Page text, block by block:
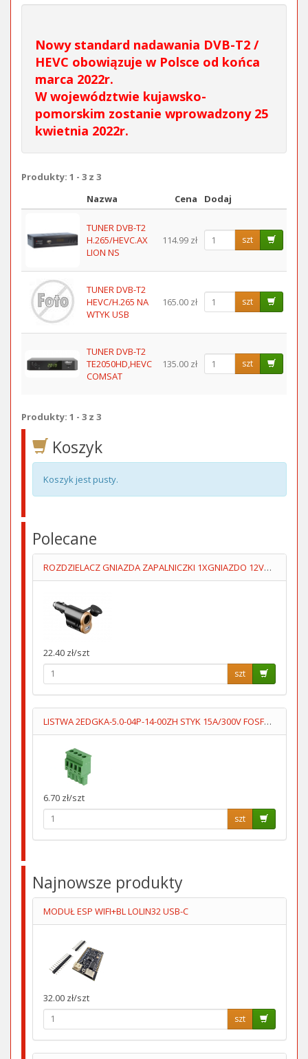
Nowy standard nadawania DVB-T2 /
HEVC obowiązuje w Polsce od końca
marca 2022r.
W województwie kujawsko-
pomorskim zostanie wprowadzony 25
kwietnia 2022r.
Produkty: 1 - 3 z 3
Obraz
Nazwa Cena Dodaj
TUNER DVB-T2
H.265/HEVC.AX
LION NS
114.99 zł szt
TUNER DVB-T2
HEVC/H.265 NA
WTYK USB
165.00 zł szt
TUNER DVB-T2
TE2050HD,HEVC
COMSAT
135.00 zł szt
Produkty: 1 - 3 z 3
Koszyk
Koszyk jest pusty.
Polecane
ROZDZIELACZ GNIAZDA ZAPALNICZKI 1XGNIAZDO 12V+1XUSB5V/1A
22.40 zł/szt
szt
LISTWA 2EDGKA-5.0-04P-14-00ZH STYK 15A/300V FOSFOROBRĄZ
6.70 zł/szt
szt
Najnowsze produkty
MODUŁ ESP WIFI+BL LOLIN32 USB-C
32.00 zł/szt
szt